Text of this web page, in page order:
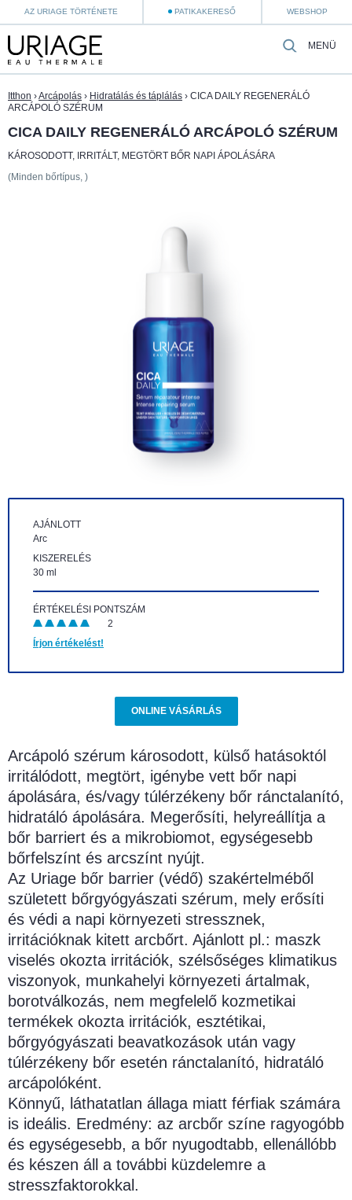
AZ URIAGE TÖRTÉNETE PATIKAKERESŐ WEBSHOP
MENÜ
Itthon ›Arcápolás › Hidratálás és táplálás › CICA DAILY REGENERÁLÓ
ARCÁPOLÓ SZÉRUM
CICA DAILY REGENERÁLÓ ARCÁPOLÓ SZÉRUM
KÁROSODOTT, IRRITÁLT, MEGTÖRT BŐR NAPI ÁPOLÁSÁRA
(Minden bőrtípus, )
AJÁNLOTT
Arc
KISZERELÉS
30 ml
ÉRTÉKELÉSI PONTSZÁM
2
Írjon értékelést!
ONLINE VÁSÁRLÁS
Arcápoló szérum károsodott, külső hatásoktól
irritálódott, megtört, igénybe vett bőr napi
ápolására, és/vagy túlérzékeny bőr ránctalanító,
hidratáló ápolására. Megerősíti, helyreállítja a
bőr barriert és a mikrobiomot, egységesebb
bőrfelszínt és arcszínt nyújt.
Az Uriage bőr barrier (védő) szakértelméből
született bőrgyógyászati szérum, mely erősíti
és védi a napi környezeti stressznek,
irritációknak kitett arcbőrt. Ajánlott pl.: maszk
viselés okozta irritációk, szélsőséges klimatikus
viszonyok, munkahelyi környezeti ártalmak,
borotválkozás, nem megfelelő kozmetikai
termékek okozta irritációk, esztétikai,
bőrgyógyászati beavatkozások után vagy
túlérzékeny bőr esetén ránctalanító, hidratáló
arcápolóként.
Könnyű, láthatatlan állaga miatt férfiak számára
is ideális. Eredmény: az arcbőr színe ragyogóbb
és egységesebb, a bőr nyugodtabb, ellenállóbb
és készen áll a további küzdelemre a
stresszfaktorokkal.